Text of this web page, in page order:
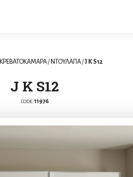
ΚΡΕΒΑΤΟΚΑΜΑΡΑ/ ΝΤΟΥΛΑΠΑ/J K S12
J K S12
CODE: 11976